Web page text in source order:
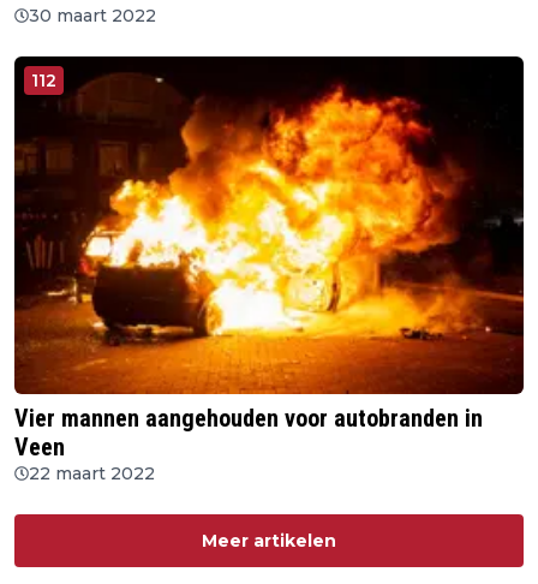
30 maart 2022
112
Vier mannen aangehouden voor autobranden in
Veen
22 maart 2022
Meer artikelen